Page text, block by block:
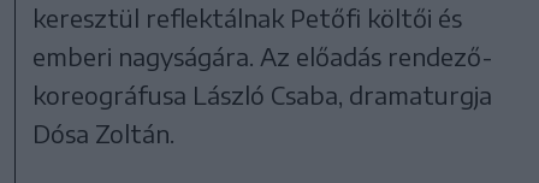
keresztül reflektálnak Petőfi költői és
emberi nagyságára. Az előadás rendező-
koreográfusa László Csaba, dramaturgja
Dósa Zoltán.